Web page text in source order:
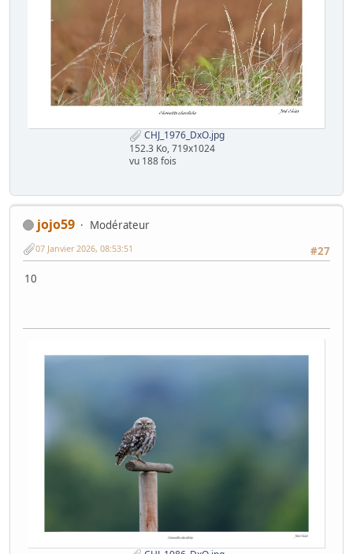
CHJ_1976_DxO.jpg
152.3 Ko, 719x1024
vu 188 fois
jojo59
Modérateur
#27
07 Janvier 2026, 08:53:51
10